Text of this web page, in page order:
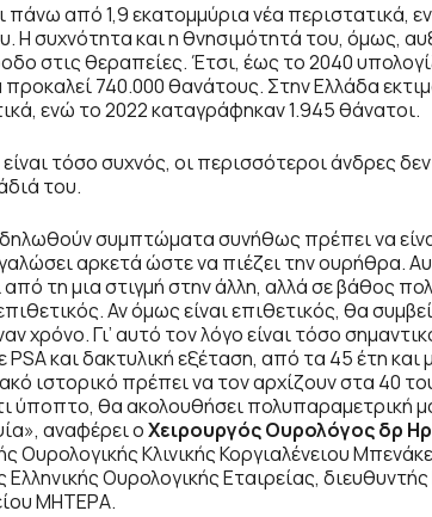
πάνω από 1,9 εκατομμύρια νέα περιστατικά,
Η συχνότητα και η θνησιμότητά του, όμως,
στις θεραπείες. Έτσι, έως το 2040
740.000 θανάτους. Στην Ελλάδα
ενώ το 2022 καταγράφηκαν 1.945 θάνατοι.
τόσο συχνός, οι περισσότεροι άνδρες
του.
συμπτώματα συνήθως πρέπει να
αρκετά ώστε να πιέζει την ουρήθρα.
από τη μια στιγμή στην άλλη, αλλά σε βάθος
Αν όμως είναι επιθετικός, θα
χρόνο. Γι’ αυτό τον λόγο είναι τόσο
PSA και δακτυλική εξέταση, από τα 45 έτη και
ιστορικό πρέπει να τον αρχίζουν στα 40
ύποπτο, θα ακολουθήσει πολυπαραμετρική
αναφέρει οΧειρουργός Ουρολόγος δρ
Ουρολογικής Κλινικής Κοργιαλένειου
Ουρολογικής Εταιρείας, διευθυντής
ΜΗΤΕΡΑ.